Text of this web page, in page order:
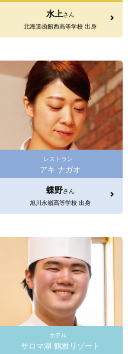
水上さん
北海道函館西高等学校 出身
レストラン
アキ ナガオ
蝶野さん
旭川永嶺高等学校 出身
ホテル
サロマ湖 鶴雅リゾート